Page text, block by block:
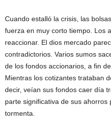
Cuando estalló la crisis, las
fuerza en muy corto tiempo. Los
reaccionar. El dios mercado
contradictorios. Varios sumos
de los fondos accionarios, a fin
Mientras los cotizantes trataban
decir, veían sus fondos caer día
parte significativa de sus
tormenta.